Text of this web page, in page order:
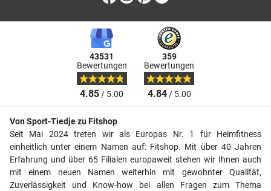
43531
Bewertungen
4.85/ 5.00
359
Bewertungen
4.84/ 5.00
Von Sport-Tiedje zu Fitshop
Seit Mai 2024 treten wir als Europas Nr. 1 für Heimfitness
einheitlich unter einem Namen auf: Fitshop. Mit über 40 Jahren
Erfahrung und über 65 Filialen europaweit stehen wir Ihnen auch
mit einem neuen Namen weiterhin mit gewohnter Qualität,
Zuverlässigkeit und Know-how bei allen Fragen zum Thema